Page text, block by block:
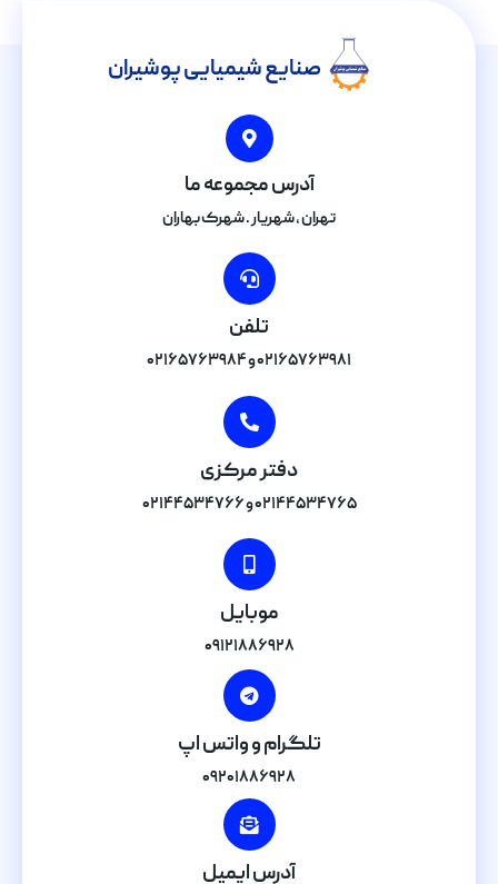
صنایع شیمیایی پوشیران
آدرس مجموعه ما
تهران , شهریار . شهرک بهاران
تلفن
۰۲۱۶۵۷۶۳۹۸۱ و ۰۲۱۶۵۷۶۳۹۸۴
دفتر مرکزی
۰۲۱۴۴۵۳۴۷۶۵ و ۰۲۱۴۴۵۳۴۷۶۶
موبایل
۰۹۱۲۱۸۸۶۹۲۸
تلگرام و واتس اپ
۰۹۲۰۱۸۸۶۹۲۸
آدرس ایمیل